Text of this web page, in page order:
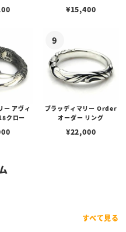
ブスタークラスプ＆LTロ
¥15,400
ー アヴィ
クロー
ブラッディマリー Order
オーダー リング
¥22,000
すべて見る